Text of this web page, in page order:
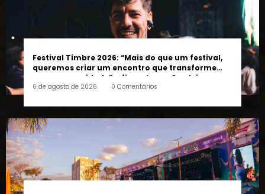
Festival Timbre 2026: “Mais do que um festival,
queremos criar um encontro que transforme
pessoas e a cidade”, afirma Lucas Cordeiro
6 de agosto de 2026 0 Comentários